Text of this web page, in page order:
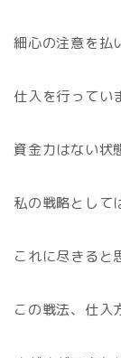
細心の注意を払
仕入を行ってい
資金力はない状
私の戦略として
これに尽きると
この戦法、仕入